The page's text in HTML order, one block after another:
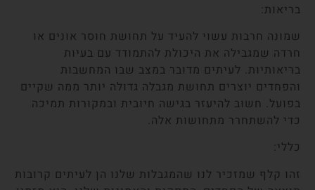
בריאות:
שמונה חרבות עשוי להעיד על תחושת חוסר אונים או
חרדה שמגבילה את היכולת להתמודד עם בעיות
בריאותיות. לעיתים מדובר במצב שבו המחשבות
והפחדים יוצרים תחושת מגבלה גדולה יותר ממה שקיים
בפועל. חשוב להיעזר בגישה חיובית ובמקורות תמיכה
כדי להשתחרר מתחושות אלה.
כללי:
זהו קלף שמזכיר לנו שהמגבלות שלנו הן לעיתים קרובות